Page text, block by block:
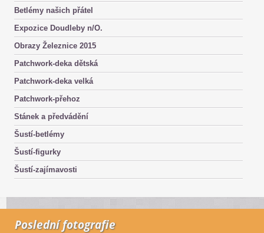
Betlémy našich přátel
Expozice Doudleby n/O.
Obrazy Železnice 2015
Patchwork-deka dětská
Patchwork-deka velká
Patchwork-přehoz
Stánek a předvádění
Šustí-betlémy
Šustí-figurky
Šustí-zajímavosti
Poslední fotografie